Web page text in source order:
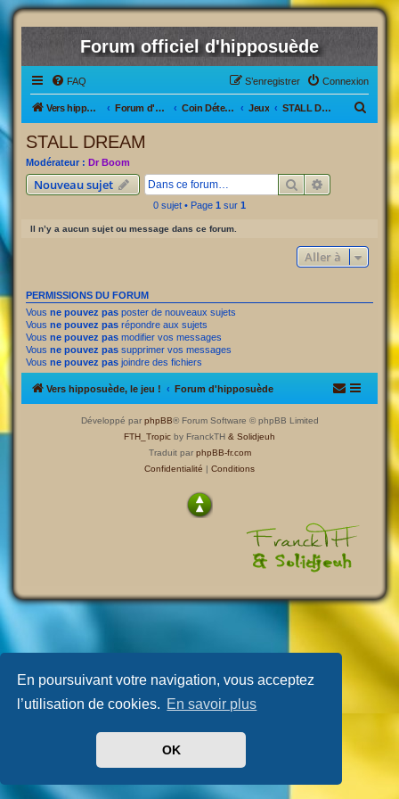
En poursuivant votre navigation, vous acceptez
l’utilisation de cookies. En savoir plus
OK
Forum officiel d'hipposuède
FAQ Connexion
S’enregistrer
Vers hipposuède, le jeu ! Forum d'hipposuède Coin Détente Jeux STALL DREAM
STALL DREAM
Modérateur : Dr Boom
Nouveau sujet RechercherRecherche
0 sujet • Page 1 sur 1
Il n’y a aucun sujet ou message dans ce forum.
Aller à
PERMISSIONS DU FORUM
Vous ne pouvez pas poster de nouveaux sujets
Vous ne pouvez pas répondre aux sujets
Vous ne pouvez pas modifier vos messages
Vous ne pouvez pas supprimer vos messages
Vous ne pouvez pas joindre des fichiers
Vers hipposuède, le jeu ! Forum d'hipposuède
Développé par phpBB® Forum Software © phpBB Limited
FTH_Tropic by FranckTH & Solidjeuh
Traduit par phpBB-fr.com
Confidentialité | Conditions